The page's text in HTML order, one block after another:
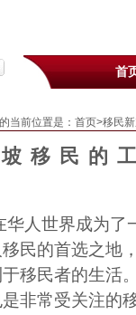
首
当前位置是： 首页>移民
移民的
华人世界成为了
民的首选之地
移民者的生活
非常受关注的